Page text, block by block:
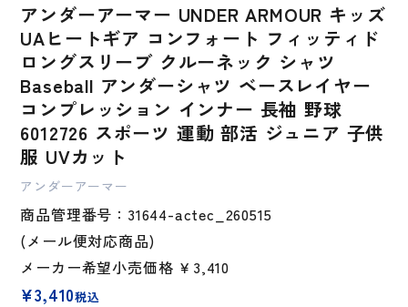
アンダーアーマー UNDER ARMOUR キッズ
UAヒートギア コンフォート フィッティド
ロングスリーブ クルーネック シャツ
Baseball アンダーシャツ ベースレイヤー
コンプレッション インナー 長袖 野球
6012726 スポーツ 運動 部活 ジュニア 子供
服 UVカット
アンダーアーマー
商品管理番号：31644-actec_260515
(メール便対応商品)
メーカー希望小売価格 ￥3,410
¥3,410税込